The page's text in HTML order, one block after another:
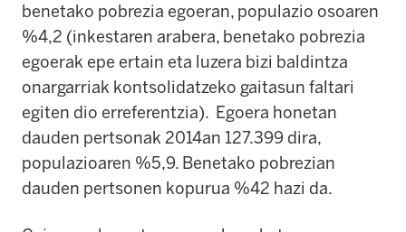
benetako pobrezia egoeran, populazio osoaren
%4,2 (inkestaren arabera, benetako pobrezia
egoerak epe ertain eta luzera bizi baldintza
onargarriak kontsolidatzeko gaitasun faltari
egiten dio erreferentzia). Egoera honetan
dauden pertsonak 2014an 127.399 dira,
populazioaren %5,9. Benetako pobrezian
dauden pertsonen kopurua %42 hazi da.